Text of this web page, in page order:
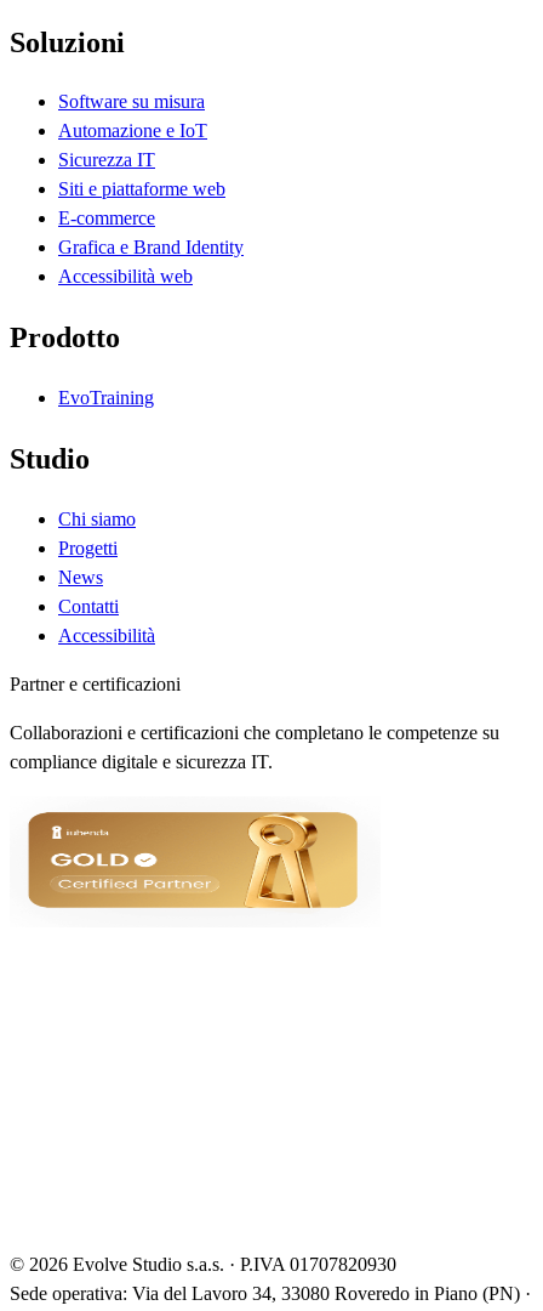
Soluzioni
Software su misura
Automazione e IoT
Sicurezza IT
Siti e piattaforme web
E-commerce
Grafica e Brand Identity
Accessibilità web
Prodotto
EvoTraining
Studio
Chi siamo
Progetti
News
Contatti
Accessibilità
Partner e certificazioni
Collaborazioni e certificazioni che completano le competenze su
compliance digitale e sicurezza IT.
© 2026 Evolve Studio s.a.s. · P.IVA 01707820930
Sede operativa: Via del Lavoro 34, 33080 Roveredo in Piano (PN) ·